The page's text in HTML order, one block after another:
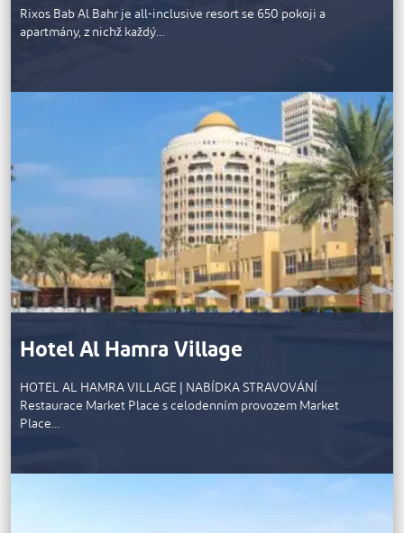
Rixos Bab Al Bahr je all-inclusive resort se 650 pokoji a
apartmány, z nichž každý…
Hotel Al Hamra Village
HOTEL AL HAMRA VILLAGE | NABÍDKA STRAVOVÁNÍ
Restaurace Market Place s celodenním provozem Market
Place…